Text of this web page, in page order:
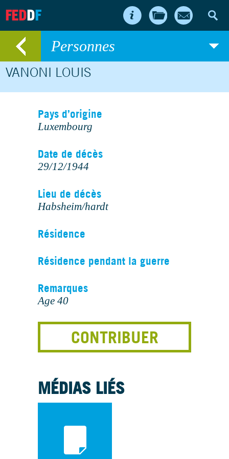
FEDDF
Personnes
VANONI LOUIS
Pays d’origine
Luxembourg
Date de décès
29/12/1944
Lieu de décès
Habsheim/hardt
Résidence
Résidence pendant la guerre
Remarques
Age 40
CONTRIBUER
MÉDIAS LIÉS